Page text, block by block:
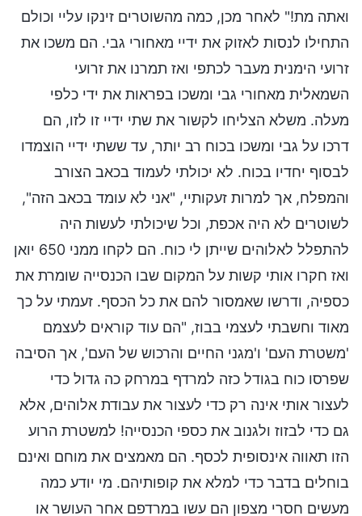
ואתה מת!" לאחר מכן, כמה מהשוטרים זינקו עליי וכולם
התחילו לנסות לאזוק את ידיי מאחורי גבי. הם משכו את
זרועי הימנית מעבר לכתפי ואז תמרנו את זרועי
השמאלית מאחורי גבי ומשכו בפראות את ידי כלפי
מעלה. משלא הצליחו לקשור את שתי ידיי זו לזו, הם
דרכו על גבי ומשכו בכוח רב יותר, עד ששתי ידיי הוצמדו
לבסוף יחדיו בכוח. לא יכולתי לעמוד בכאב הצורב
והמפלח, אך למרות זעקותיי, "אני לא עומד בכאב הזה",
לשוטרים לא היה אכפת, וכל שיכולתי לעשות היה
להתפלל לאלוהים שייתן לי כוח. הם לקחו ממני 650 יואן
ואז חקרו אותי קשות על המקום שבו הכנסייה שומרת את
כספיה, ודרשו שאמסור להם את כל הכסף. זעמתי על כך
מאוד וחשבתי לעצמי בבוז, "הם עוד קוראים לעצמם
'משטרת העם' ו'מגני החיים והרכוש של העם', אך הסיבה
שפרסו כוח בגודל כזה למרדף במרחק כה גדול כדי
לעצור אותי אינה רק כדי לעצור את עבודת אלוהים, אלא
גם כדי לבזוז ולגנוב את כספי הכנסייה! למשטרת הרוע
הזו תאווה אינסופית לכסף. הם מאמצים את מוחם ואינם
בוחלים בדבר כדי למלא את קופותיהם. מי יודע כמה
מעשים חסרי מצפון הם עשו במרדפם אחר העושר או